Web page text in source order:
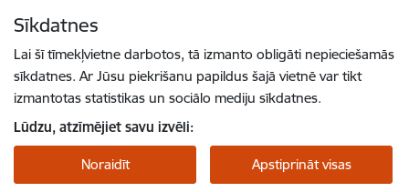
Sīkdatnes
Lai šī tīmekļvietne darbotos, tā izmanto obligāti nepieciešamās
sīkdatnes. Ar Jūsu piekrišanu papildus šajā vietnē var tikt
izmantotas statistikas un sociālo mediju sīkdatnes.
Lūdzu, atzīmējiet savu izvēli:
Noraidīt Apstiprināt visas